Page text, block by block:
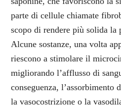
parte di cellule chiamate
scopo di rendere più solida la
Alcune sostanze, una volta
riescono a stimolare il
migliorando l’afflusso di
conseguenza,
la vasocostrizione o la